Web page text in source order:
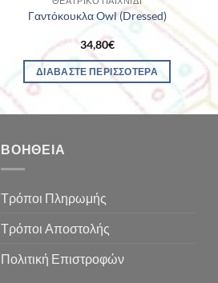
Γαντόκουκλα Owl (Dressed)
34,80€
ΔΙΑΒΆΣΤΕ ΠΕΡΙΣΣΌΤΕΡΑ
ΒΟΉΘΕΙΑ
Τρόποι Πληρωμής
Τρόποι Αποστολής
Πολιτική Επιστροφών